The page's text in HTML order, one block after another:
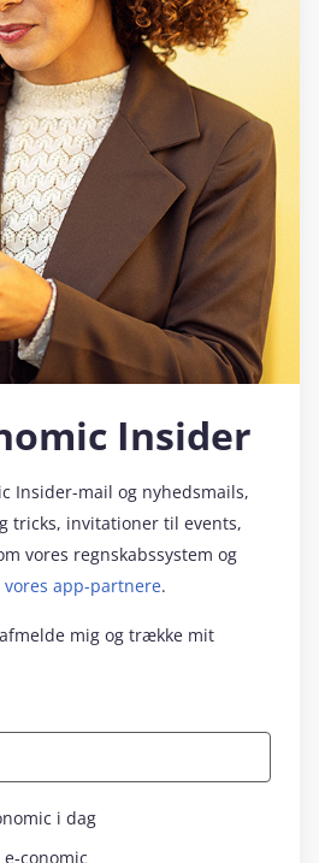
Insider
Insider-mail og nyhedsmails,
tricks, invitationer til events,
vores regnskabssystem og
vores app-partnere.
mig og trække mit
i dag